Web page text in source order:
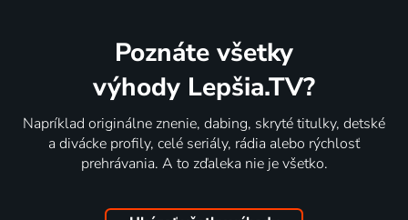
Poznáte všetky
výhody Lepšia.TV?
Napríklad originálne znenie, dabing, skryté titulky, detské
a divácke profily, celé seriály, rádia alebo rýchlosť
prehrávania. A to zďaleka nie je všetko.